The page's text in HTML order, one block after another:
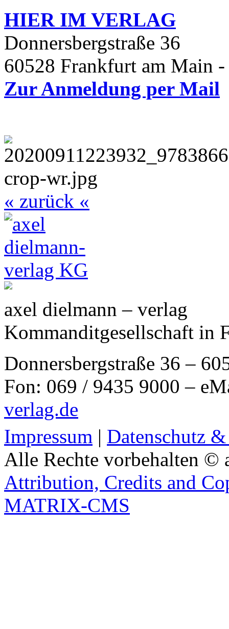
HIER IM VERLAG
Donnersbergstraße 36
60528 Frankfurt am Main
Zur Anmeldung per Mail
« zurück «
axel dielmann – verlag
Kommanditgesellschaft in
Donnersbergstraße 36 –
Fon: 069 / 9435 9000 –
verlag.de
Impressum | Datenschutz
Alle Rechte vorbehalten ©
Attribution, Credits and
MATRIX-CMS